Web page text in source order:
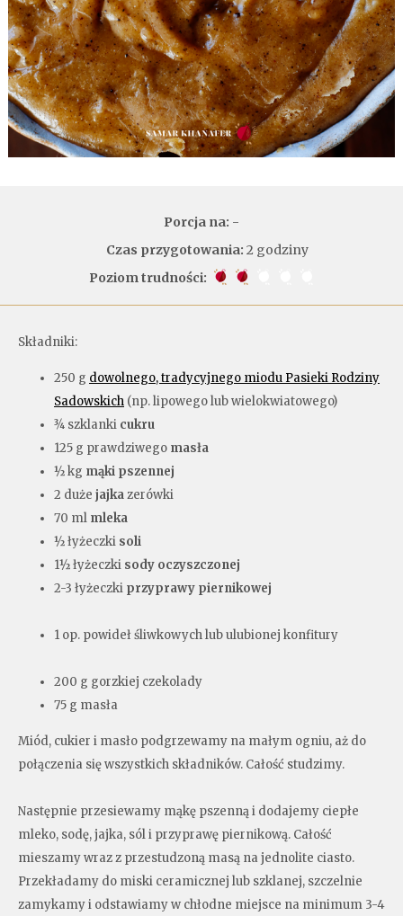
Porcja na: -
Czas przygotowania: 2 godziny
Poziom trudności:
Składniki:
250 g dowolnego, tradycyjnego miodu Pasieki Rodziny
Sadowskich (np. lipowego lub wielokwiatowego)
¾ szklanki cukru
125 g prawdziwego masła
½ kg mąki pszennej
2 duże jajkazerówki
70 ml mleka
½ łyżeczki soli
1½ łyżeczki sody oczyszczonej
2-3 łyżeczki przyprawy piernikowej
1 op. powideł śliwkowych lub ulubionej konfitury
200 g gorzkiej czekolady
75 g masła
Miód, cukier i masło podgrzewamy na małym ogniu, aż do
połączenia się wszystkich składników. Całość studzimy.
Następnie przesiewamy mąkę pszenną i dodajemy ciepłe
mleko, sodę, jajka, sól i przyprawę piernikową. Całość
mieszamy wraz z przestudzoną masą na jednolite ciasto.
Przekładamy do miski ceramicznej lub szklanej, szczelnie
zamykamy i odstawiamy w chłodne miejsce na minimum 3-4